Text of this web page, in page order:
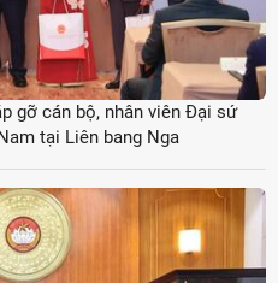
gỡ cán bộ, nhân viên Đại sứ
tại Liên bang Nga